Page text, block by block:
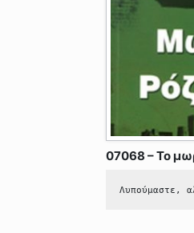
07068 – Το
Λυπούμαστε,